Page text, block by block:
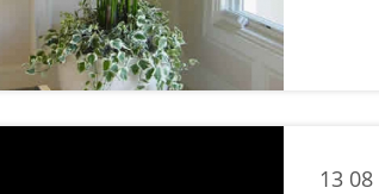
13